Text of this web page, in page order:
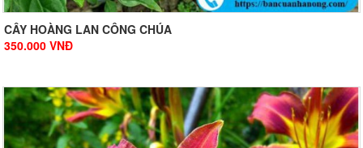
CÂY HOÀNG LAN CÔNG CHÚA
350.000 VNĐ